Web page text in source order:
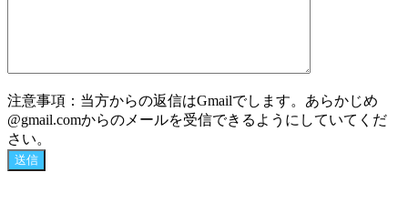
注意事項：当方からの返信はGmailでします。あらかじめ
@gmail.comからのメールを受信できるようにしていてくだ
さい。